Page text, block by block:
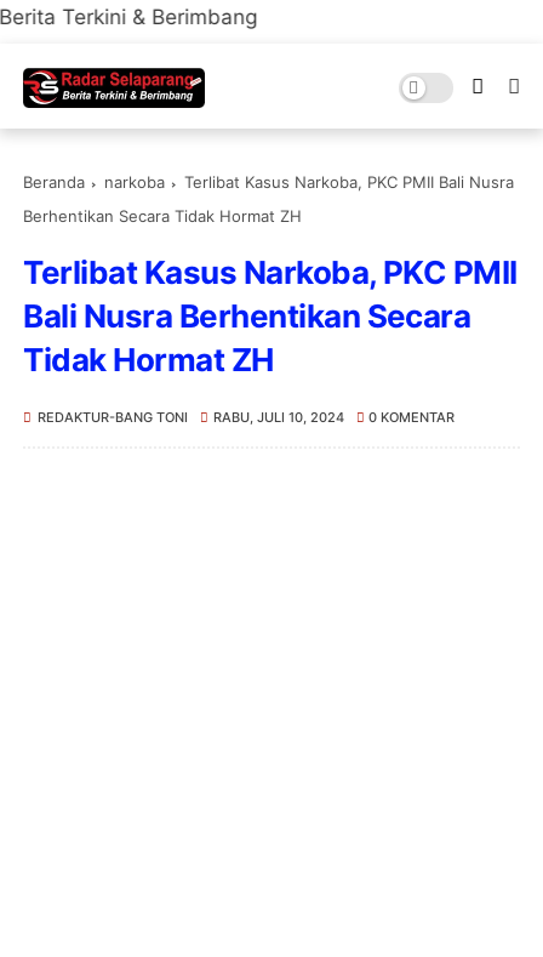
& Berimbang
Beranda narkoba
Terlibat Kasus Narkoba, PKC PMII Bali Nusra
Berhentikan Secara Tidak Hormat ZH
Terlibat Kasus Narkoba, PKC PMII
Bali Nusra Berhentikan Secara
Tidak Hormat ZH
REDAKTUR-BANG TONI RABU, JULI 10, 2024 0 KOMENTAR